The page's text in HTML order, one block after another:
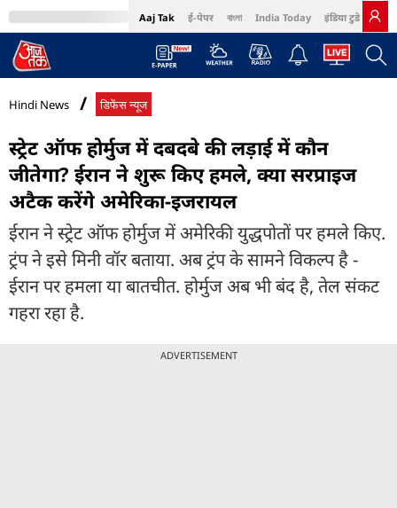
Aaj Tak ई-पेपर বাংলা India Today इंडिया टुडे हिंदी
MumbaiTak Cosmopolitan Harper's Bazaar Northeast
Hindi News डिफेंस न्यूज
स्ट्रेट ऑफ होर्मुज में दबदबे की लड़ाई में कौन
जीतेगा? ईरान ने शुरू किए हमले, क्या सरप्राइज
अटैक करेंगे अमेरिका-इजरायल
ईरान ने स्ट्रेट ऑफ होर्मुज में अमेरिकी युद्धपोतों पर हमले किए.
ट्रंप ने इसे मिनी वॉर बताया. अब ट्रंप के सामने विकल्प है -
ईरान पर हमला या बातचीत. होर्मुज अब भी बंद है, तेल संकट
गहरा रहा है.
ADVERTISEMENT